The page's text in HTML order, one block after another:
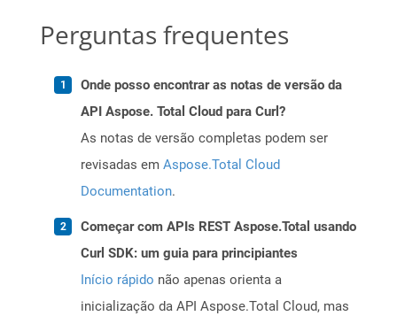
Perguntas frequentes
Onde posso encontrar as notas de versão da
API Aspose. Total Cloud para Curl?
As notas de versão completas podem ser
revisadas em Aspose.Total Cloud
Documentation.
Começar com APIs REST Aspose.Total usando
Curl SDK: um guia para principiantes
Início rápido não apenas orienta a
inicialização da API Aspose.Total Cloud, mas